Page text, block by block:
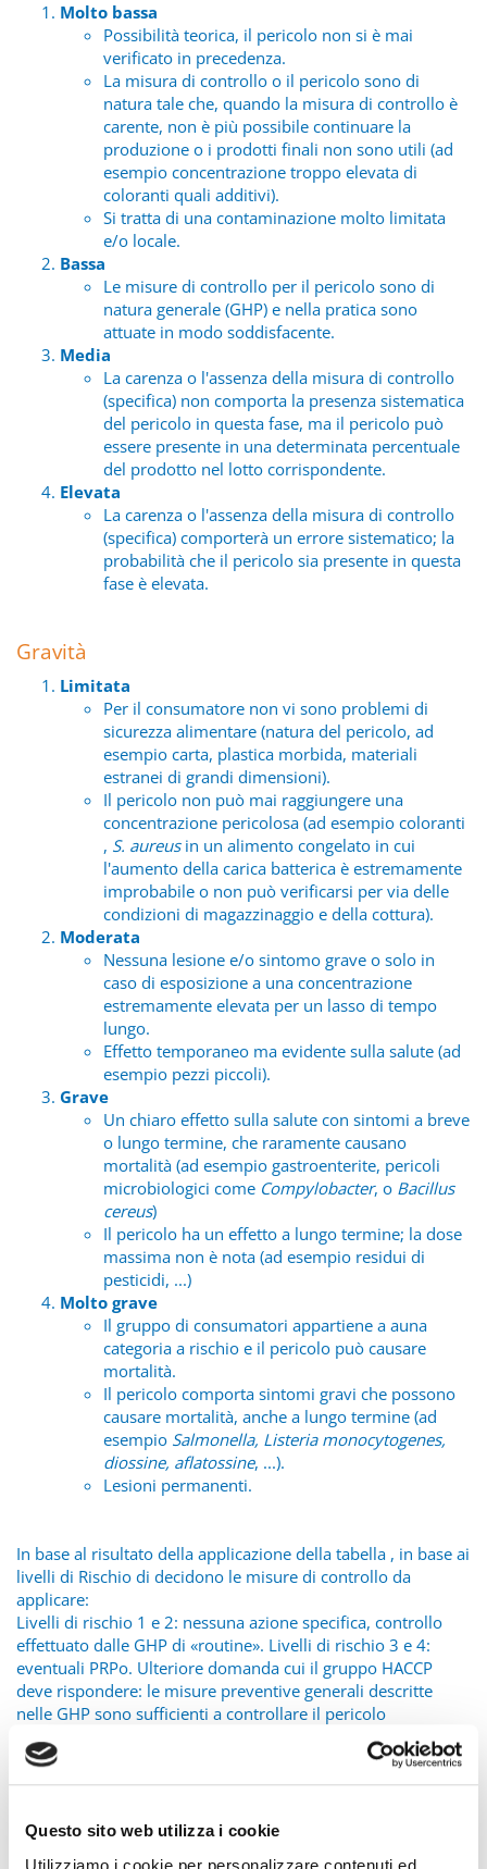
Questo sito web utilizza i cookie
Utilizziamo i cookie per personalizzare contenuti ed
Molto bassa
Possibilità teorica, il pericolo non si è mai
verificato in precedenza.
La misura di controllo o il pericolo sono di
natura tale che, quando la misura di controllo è
carente, non è più possibile continuare la
produzione o i prodotti finali non sono utili (ad
esempio concentrazione troppo elevata di
coloranti quali additivi).
Si tratta di una contaminazione molto limitata
e/o locale.
Bassa
Le misure di controllo per il pericolo sono di
natura generale (GHP) e nella pratica sono
attuate in modo soddisfacente.
Media
La carenza o l'assenza della misura di controllo
(specifica) non comporta la presenza sistematica
del pericolo in questa fase, ma il pericolo può
essere presente in una determinata percentuale
del prodotto nel lotto corrispondente.
Elevata
La carenza o l'assenza della misura di controllo
(specifica) comporterà un errore sistematico; la
probabilità che il pericolo sia presente in questa
fase è elevata.
Gravità
Limitata
Per il consumatore non vi sono problemi di
sicurezza alimentare (natura del pericolo, ad
esempio carta, plastica morbida, materiali
estranei di grandi dimensioni).
Il pericolo non può mai raggiungere una
concentrazione pericolosa (ad esempio coloranti
, S. aureusin un alimento congelato in cui
l'aumento della carica batterica è estremamente
improbabile o non può verificarsi per via delle
condizioni di magazzinaggio e della cottura).
Moderata
Nessuna lesione e/o sintomo grave o solo in
caso di esposizione a una concentrazione
estremamente elevata per un lasso di tempo
lungo.
Effetto temporaneo ma evidente sulla salute (ad
esempio pezzi piccoli).
Grave
Un chiaro effetto sulla salute con sintomi a breve
o lungo termine, che raramente causano
mortalità (ad esempio gastroenterite, pericoli
microbiologici come Compylobacter, o Bacillus
cereus)
Il pericolo ha un effetto a lungo termine; la dose
massima non è nota (ad esempio residui di
pesticidi, ...)
Molto grave
Il gruppo di consumatori appartiene a auna
categoria a rischio e il pericolo può causare
mortalità.
Il pericolo comporta sintomi gravi che possono
causare mortalità, anche a lungo termine (ad
esempio Salmonella, Listeria monocytogenes,
diossine, aflatossine, ...).
Lesioni permanenti.
In base al risultato della applicazione della tabella , in base ai
livelli di Rischio di decidono le misure di controllo da
applicare:
Livelli di rischio 1 e 2: nessuna azione specifica, controllo
effettuato dalle GHP di «routine». Livelli di rischio 3 e 4:
eventuali PRPo. Ulteriore domanda cui il gruppo HACCP
deve rispondere: le misure preventive generali descritte
nelle GHP sono sufficienti a controllare il pericolo
Livelli di rischio 5, 6 e 7: esaminare la determinazione dei